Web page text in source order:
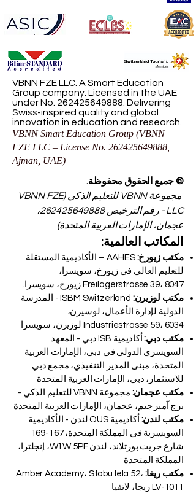
VBNN FZE LLC. A Smart Education
Group company. Licensed in the UAE
under No. 262425649888. Delivering
Swiss-inspired quality and global
innovation in education and research.
VBNN Smart Education Group (VBNN
FZE LLC – License No. 262425649888
Ajman, UAE)
© جميع الحقوق محفوظة.
مجموعة VBNN للتعليم الذكي (VBNN FZE
LLC - رقم الترخيص
262425649888،
عجمان، الإمارات العربية المتحدة)
المكاتب العالمية:
مكتب زيورخ:
AAHES – الأكاديمية المستقلة
للتعليم العالي في زيورخ، سويسرا،
Freilagerstrasse 39، 8047 زيورخ، سويسرا.
مكتب لوزيرن:
ISBM Switzerland - المدرسة
الدولية لإدارة الأعمال، لوسيرن،
Industriestrasse 59، 6034 لوزيرن، سويسرا
مكتب دبي:
أكاديمية ISB دبي - المعهد
السويسري الدولي في دبي، الإمارات العربية
المتحدة، مبنى المدير التنفيذي، مجمع دبي
للاستثمار، دبي، الإمارات العربية المتحدة
مكتب عجمان:
مجموعة VBNN للتعليم الذكي -
برج آمبر جيم، عجمان، الإمارات العربية المتحدة
مكتب لندن:
أكاديمية OUS لندن - الأكاديمية
السويسرية في المملكة المتحدة، 167-169
شارع جريت بورتلاند، لندن W1W 5PF، إنجلترا،
المملكة المتحدة
مكتب ريغا: Amber Academy، Stabu Iela 52،
LV-1011 ريجا، لاتفيا